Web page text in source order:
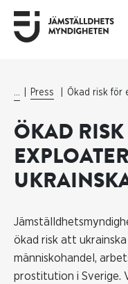
... Press Ökad risk för
ÖKAD RISK
ökad risk att
människohandel,
prostitution i Sverige.